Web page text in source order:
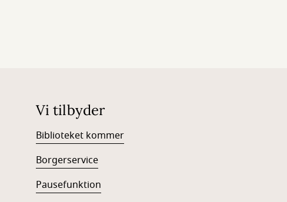
Vi tilbyder
Biblioteket kommer
Borgerservice
Pausefunktion